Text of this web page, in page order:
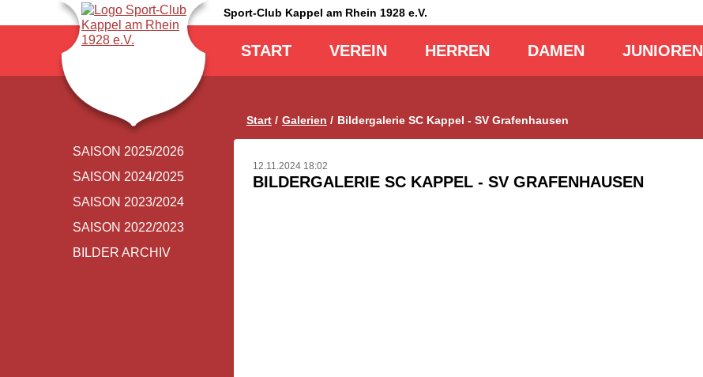
Sport-Club Kappel am Rhein 1928 e.V.
überspringen
START VEREIN HERREN DAMEN JUNIOREN
Start Galerien Bildergalerie SC Kappel - SV Grafenhausen
12.11.2024 18:02
BILDERGALERIE SC KAPPEL - SV GRAFENHAUSEN
Navigation
SAISON 2025/2026
SAISON 2024/2025
SAISON 2023/2024
SAISON 2022/2023
BILDER ARCHIV